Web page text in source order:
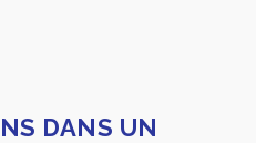
DANS UN